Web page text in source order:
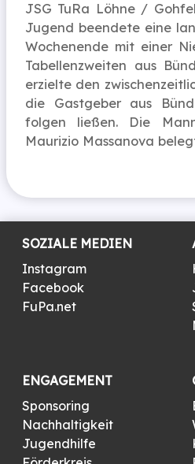
JSG TuRa Löhne /
Jugend beendete eine
Wochenende mit einer
Tabellenzweiten aus
erzielte den
die Gastgeber aus
folgen ließen. Die
Maurizio Massanova
SOZIALE MEDIEN
Instagram
Facebook
FuPa.net
ENGAGEMENT
Sponsoring
Nachhaltigkeit
Jugendhilfe